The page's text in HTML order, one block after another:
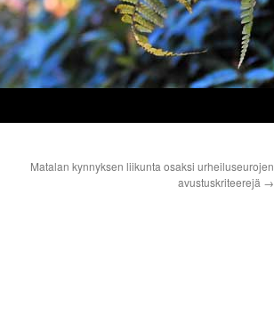
Matalan kynnyksen liikunta osaksi urheiluseurojen
avustuskriteerejä →